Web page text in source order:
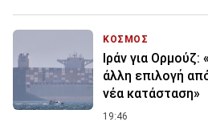
ΚΟΣΜΟΣ
Ιράν για
άλλη επιλογή
νέα κατάσταση»
19:46